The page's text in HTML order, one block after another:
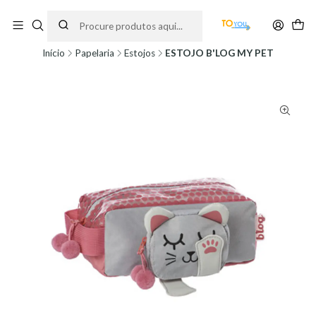
partir do dia 11 de Agosto, às 10H.
Início Papelaria Estojos ESTOJO B'LOG MY PET